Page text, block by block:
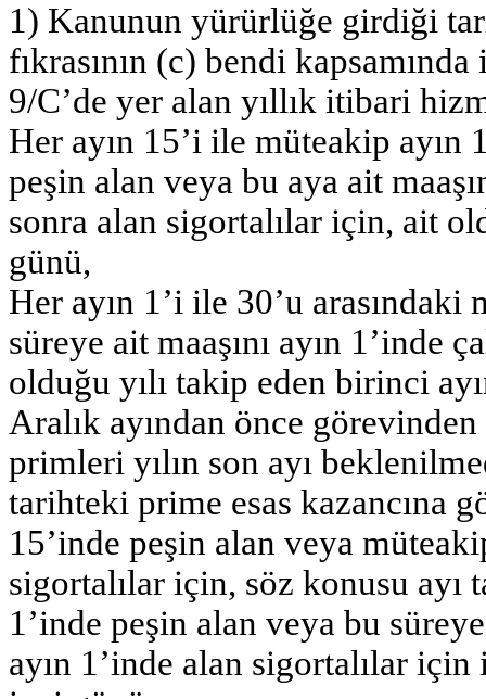
1) Kanunun yürürlüğe girdiği
fıkrasının (c) bendi
9/C’de yer alan yıllık itibari
Her ayın 15’i ile müteakip ayın
peşin alan veya bu aya ait
sonra alan sigortalılar için, ait
günü,
Her ayın 1’i ile 30’u arasındaki
süreye ait maaşını ayın 1’inde
olduğu yılı takip eden birinci
Aralık ayından önce
primleri yılın son ayı
tarihteki prime esas kazancına
15’inde peşin alan veya
sigortalılar için, söz konusu ayı
1’inde peşin alan veya bu
ayın 1’inde alan sigortalılar